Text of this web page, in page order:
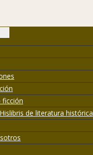
ficción
de literatura histórica